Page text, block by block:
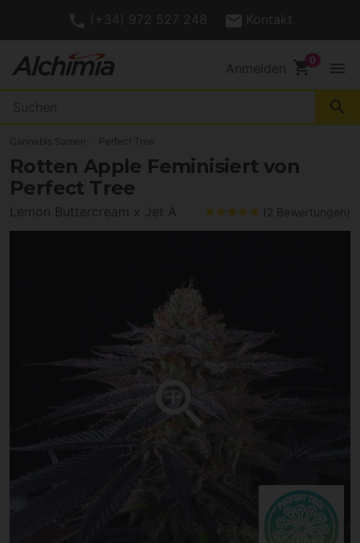
(+34) 972 527 248 Kontakt
Anmelden shopping_cart menu
search
Cannabis Samen Perfect Tree
Rotten Apple Feminisiert von
Perfect Tree
Lemon Buttercream x Jet A (2 Bewertungen)